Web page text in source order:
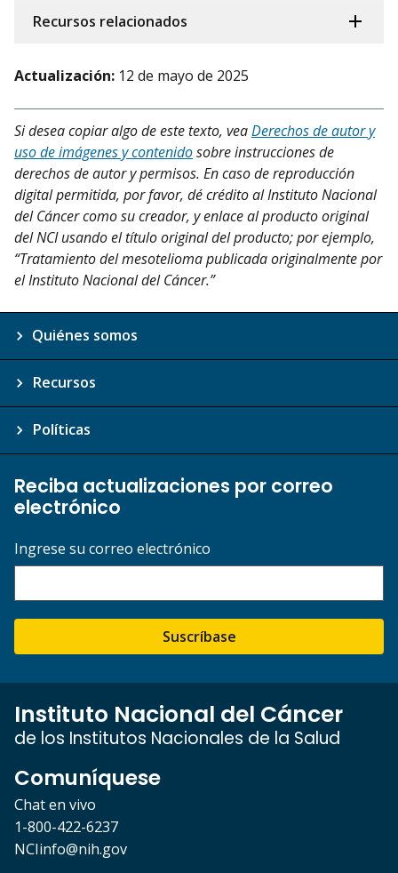
Recursos relacionados
Actualización: 12 de mayo de 2025
Si desea copiar algo de este texto, veaDerechos de autor y
uso de imágenes y contenidosobre instrucciones de
derechos de autor y permisos. En caso de reproducción
digital permitida, por favor, dé crédito al Instituto Nacional
del Cáncer como su creador, y enlace al producto original
del NCI usando el título original del producto; por ejemplo,
“Tratamiento del mesotelioma publicada originalmente por
el Instituto Nacional del Cáncer.”
Quiénes somos
Recursos
Políticas
Reciba actualizaciones por correo
electrónico
Ingrese su correo electrónico
Suscríbase
Instituto Nacional del Cáncer
de los Institutos Nacionales de la Salud
Comuníquese
Chat en vivo
1-800-422-6237
NCIinfo@nih.gov